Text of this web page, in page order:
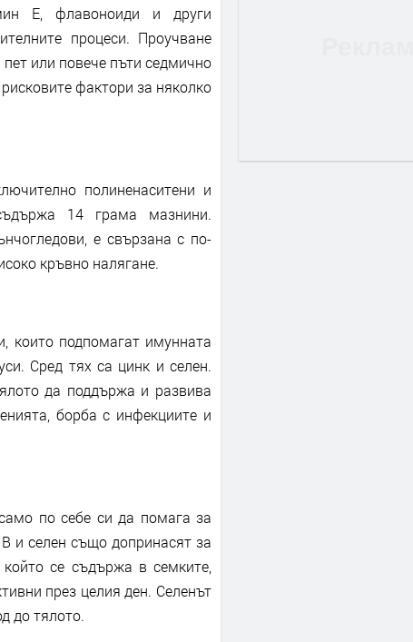
Е, флавоноиди и други
процеси. Проучване
или повече пъти седмично
фактори за няколко
полиненаситени и
14 грама мазнини.
е свързана с по-
кръвно налягане.
които подпомагат имунната
Сред тях са цинк и селен.
да поддържа и развива
борба с инфекциите и
по себе си да помага за
и селен също допринасят за
се съдържа в семките,
през целия ден. Селенът
до тялото.